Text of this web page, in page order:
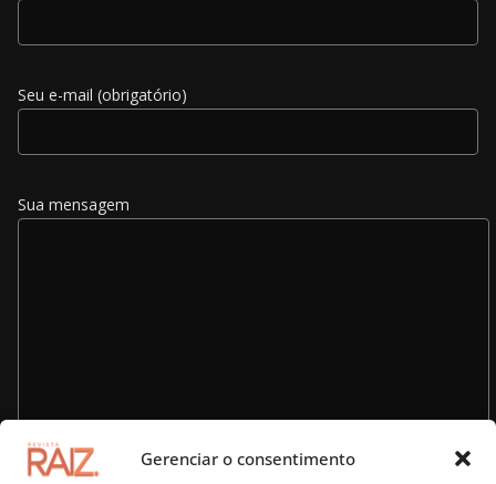
Gerenciar o consentimento
Seu e-mail (obrigatório)
Sua mensagem